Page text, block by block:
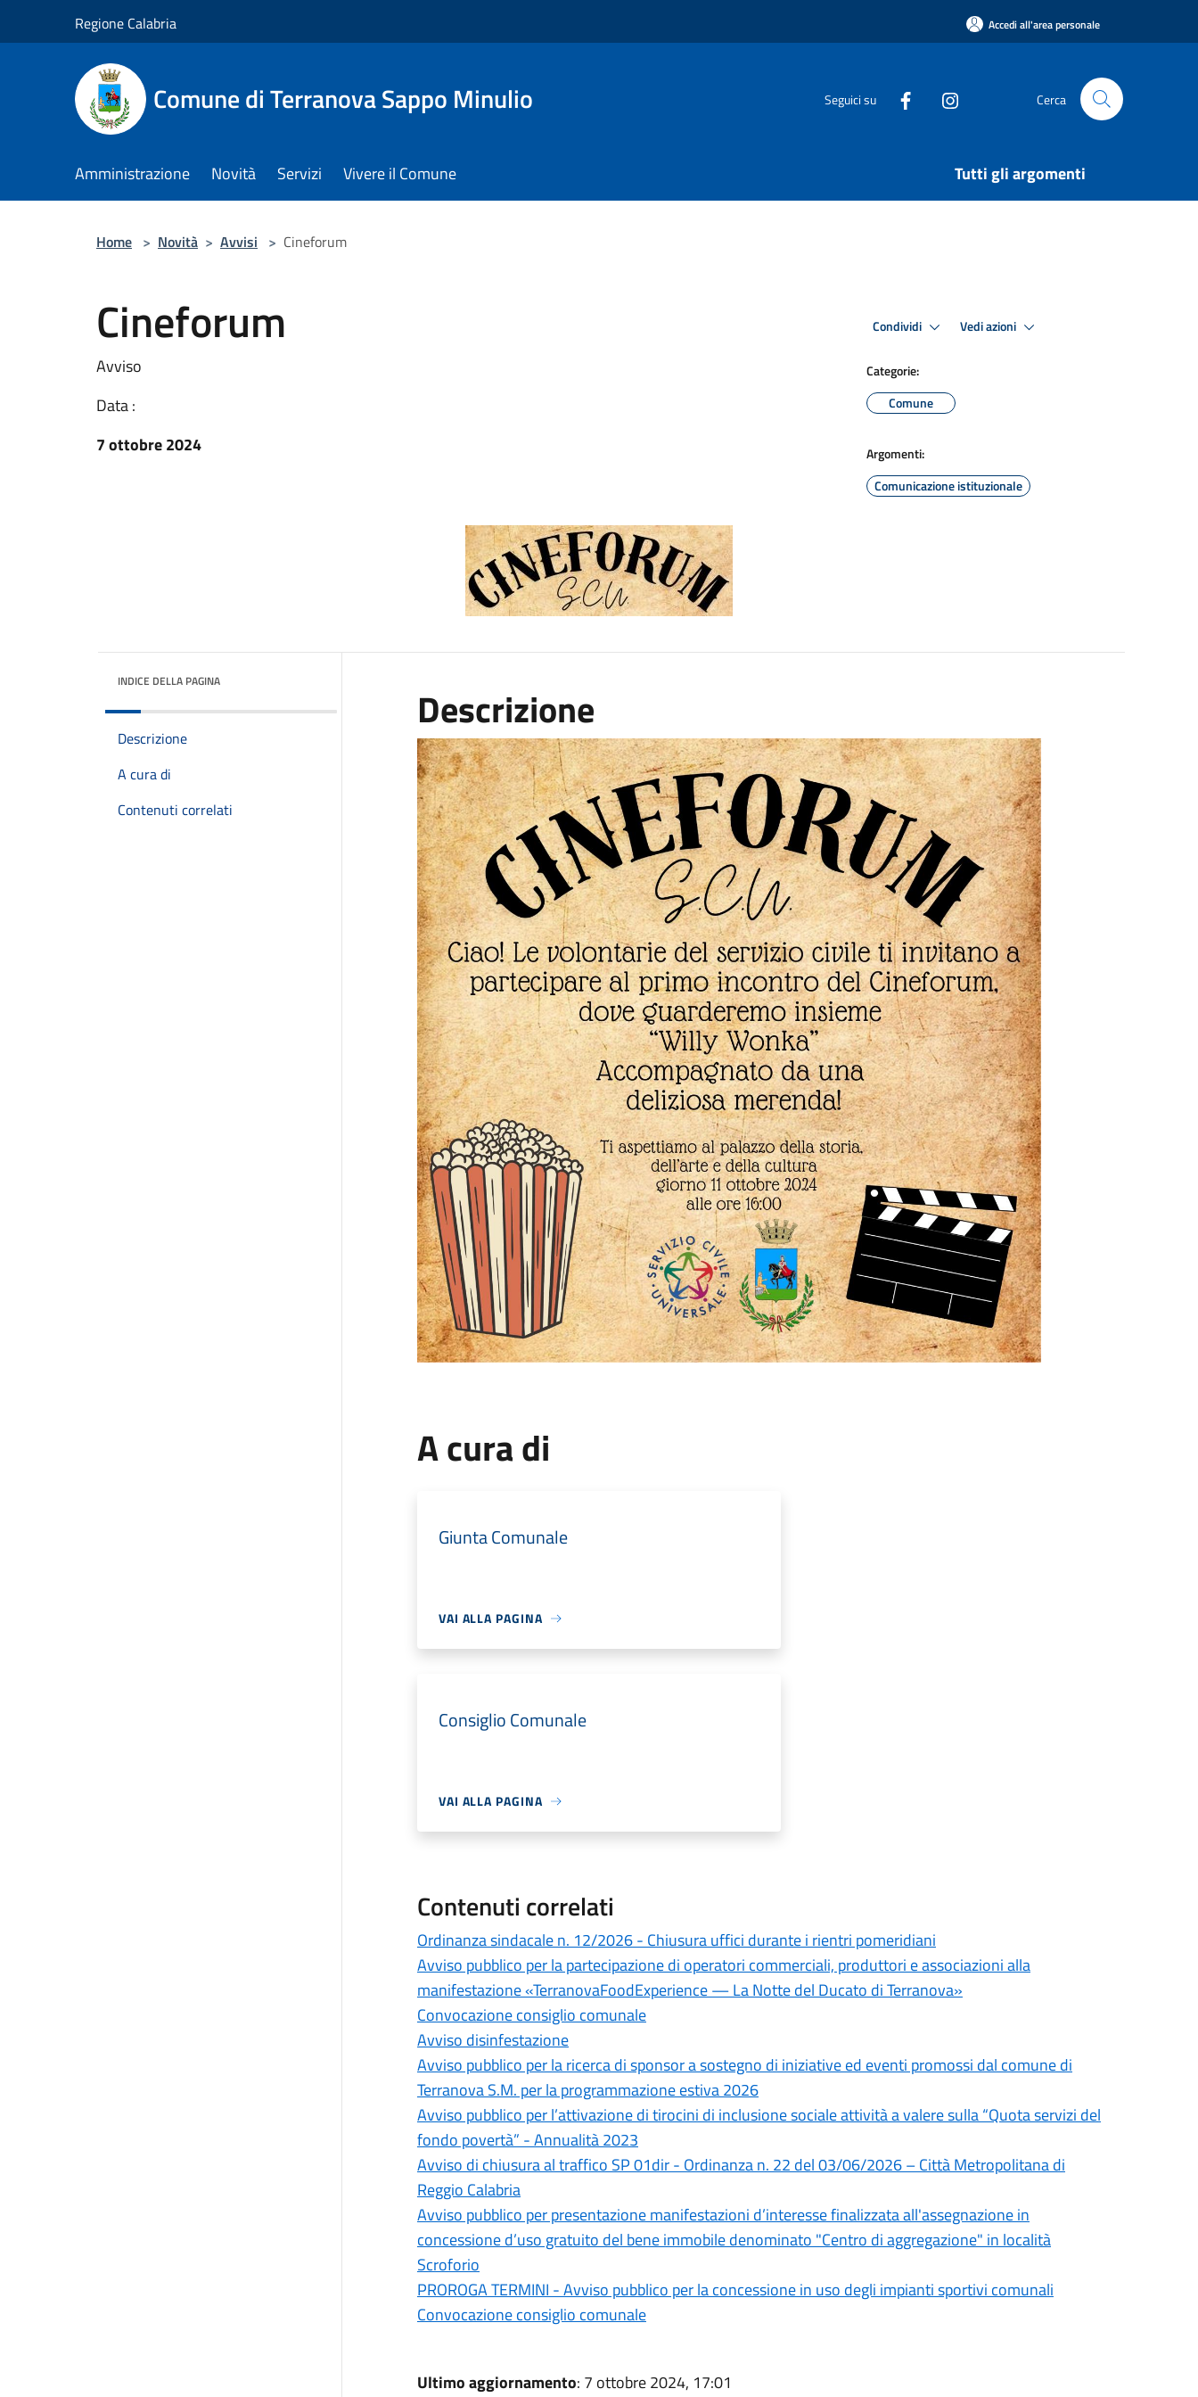
Regione Calabria Accedi all'area personale
Comune di Terranova Sappo Minulio Seguici su Cerca
Amministrazione Novità Servizi Vivere il Comune Tutti gli argomenti
Home > Novità > Avvisi > Cineforum
Cineforum
Avviso
Data :
7 ottobre 2024
Condividi Vedi azioni
Categorie:
Comune
Argomenti:
Comunicazione istituzionale
INDICE DELLA PAGINA
Descrizione
A cura di
Contenuti correlati
Descrizione
A cura di
Giunta Comunale
VAI ALLA PAGINA
Consiglio Comunale
VAI ALLA PAGINA
Contenuti correlati
Ordinanza sindacale n. 12/2026 - Chiusura uffici durante i rientri pomeridiani
Avviso pubblico per la partecipazione di operatori commerciali, produttori e associazioni alla
manifestazione «TerranovaFoodExperience — La Notte del Ducato di Terranova»
Convocazione consiglio comunale
Avviso disinfestazione
Avviso pubblico per la ricerca di sponsor a sostegno di iniziative ed eventi promossi dal comune di
Terranova S.M. per la programmazione estiva 2026
Avviso pubblico per l’attivazione di tirocini di inclusione sociale attività a valere sulla “Quota servizi del
fondo povertà” - Annualità 2023
Avviso di chiusura al traffico SP 01dir - Ordinanza n. 22 del 03/06/2026 – Città Metropolitana di
Reggio Calabria
Avviso pubblico per presentazione manifestazioni d’interesse finalizzata all'assegnazione in
concessione d’uso gratuito del bene immobile denominato "Centro di aggregazione" in località
Scroforio
PROROGA TERMINI - Avviso pubblico per la concessione in uso degli impianti sportivi comunali
Convocazione consiglio comunale
Ultimo aggiornamento: 7 ottobre 2024, 17:01